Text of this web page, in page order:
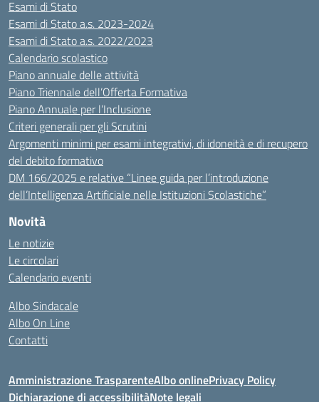
Esami di Stato
Esami di Stato a.s. 2023-2024
Esami di Stato a.s. 2022/2023
Calendario scolastico
Piano annuale delle attività
Piano Triennale dell’Offerta Formativa
Piano Annuale per l’Inclusione
Criteri generali per gli Scrutini
Argomenti minimi per esami integrativi, di idoneità e di recupero
del debito formativo
DM 166/2025 e relative “Linee guida per l’introduzione
dell’Intelligenza Artificiale nelle Istituzioni Scolastiche”
Novità
Le notizie
Le circolari
Calendario eventi
Albo Sindacale
Albo On Line
Contatti
Amministrazione TrasparenteAlbo onlinePrivacy Policy
Dichiarazione di accessibilitàNote legali